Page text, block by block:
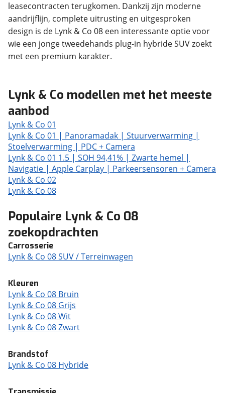
leasecontracten terugkomen. Dankzij zijn moderne
aandrijflijn, complete uitrusting en uitgesproken
design is de Lynk & Co 08 een interessante optie voor
wie een jonge tweedehands plug-in hybride SUV zoekt
met een premium karakter.
Lynk & Co modellen met het meeste
aanbod
Lynk & Co 01
Lynk & Co 01 | Panoramadak | Stuurverwarming |
Stoelverwarming | PDC + Camera
Lynk & Co 01 1.5 | SOH 94,41% | Zwarte hemel |
Navigatie | Apple Carplay | Parkeersensoren + Camera
Lynk & Co 02
Lynk & Co 08
Populaire Lynk & Co 08
zoekopdrachten
Carrosserie
Lynk & Co 08 SUV / Terreinwagen
Kleuren
Lynk & Co 08 Bruin
Lynk & Co 08 Grijs
Lynk & Co 08 Wit
Lynk & Co 08 Zwart
Brandstof
Lynk & Co 08 Hybride